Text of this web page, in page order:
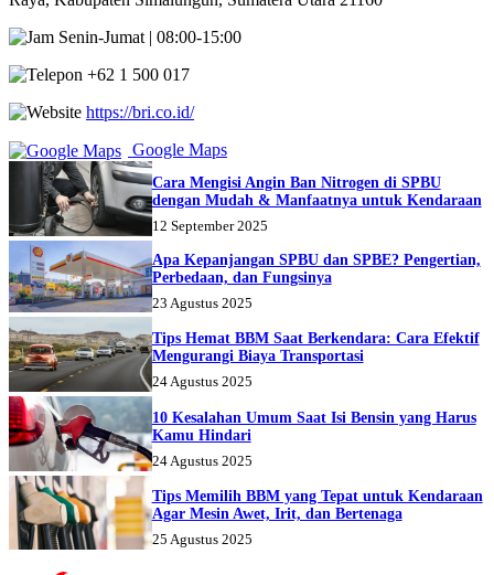
Senin-Jumat | 08:00-15:00
+62 1 500 017
https://bri.co.id/
Google Maps
Cara Mengisi Angin Ban Nitrogen di SPBU
dengan Mudah & Manfaatnya untuk Kendaraan
12 September 2025
Apa Kepanjangan SPBU dan SPBE? Pengertian,
Perbedaan, dan Fungsinya
23 Agustus 2025
Tips Hemat BBM Saat Berkendara: Cara Efektif
Mengurangi Biaya Transportasi
24 Agustus 2025
10 Kesalahan Umum Saat Isi Bensin yang Harus
Kamu Hindari
24 Agustus 2025
Tips Memilih BBM yang Tepat untuk Kendaraan
Agar Mesin Awet, Irit, dan Bertenaga
25 Agustus 2025